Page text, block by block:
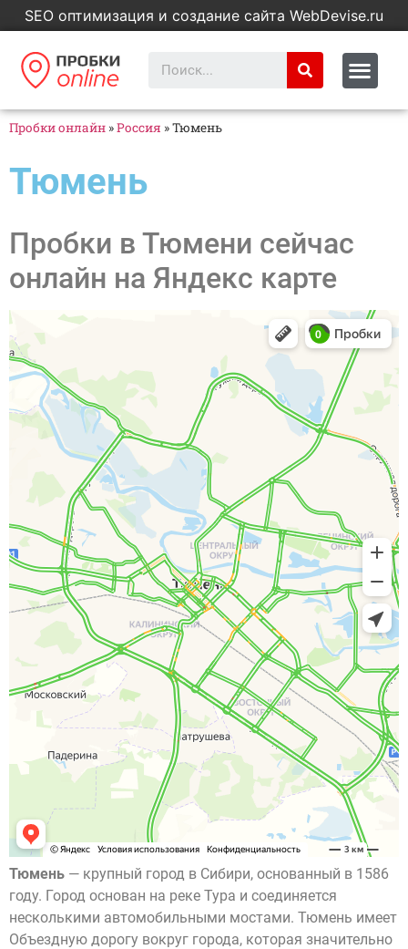
SEO оптимизация и создание сайта WebDevise.ru
Пробки онлайн »Россия »Тюмень
Тюмень
Пробки в Тюмени сейчас
онлайн на Яндекс карте
Тюмень — крупный город в Сибири, основанный в 1586
году. Город основан на реке Тура и соединяется
несколькими автомобильными мостами. Тюмень имеет
Объездную дорогу вокруг города, которая значительно